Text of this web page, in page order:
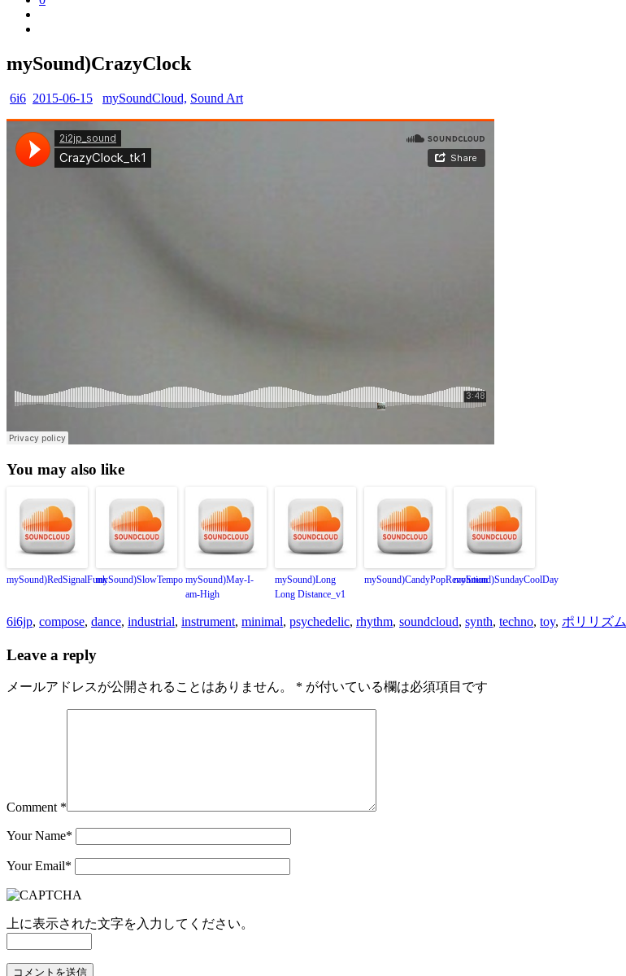
mySound)CrazyClock
6i6 2015-06-15 mySoundCloud, Sound Art
You may also like
mySound)RedSignalFunkmySound)SlowTempo mySound)May-I-
am-High
mySound)Long
Long Distance_v1
mySound)CandyPopRevolutionmySound)SundayCoolDay
6i6jp, compose, dance, industrial, instrument, minimal, psychedelic, rhythm, soundcloud, synth, techno, toy, ポリリズム
Leave a reply
メールアドレスが公開されることはありません。 * が付いている欄は必須項目です
Comment *
Your Name*
Your Email*
上に表示された文字を入力してください。